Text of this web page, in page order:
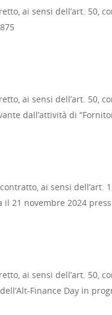
ai sensi dell’art. 50,
ai sensi dell’art. 50,
dall’attività di
ai sensi
il 21 novembre 2024
ai sensi dell’art. 50,
Finance Day in